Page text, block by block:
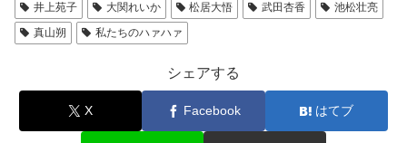
井上苑子
大関れいか 松居大悟 武田杏香
池松壮亮
真山朔
私たちのハァハァ
シェアする
X Facebook はてブ